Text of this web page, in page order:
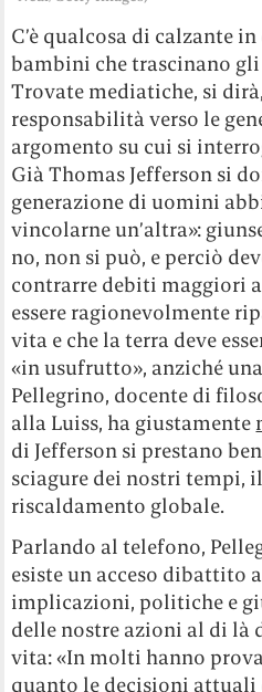
C’è qualcosa di calzante
bambini che trascinano
Trovate mediatiche, si
responsabilità verso le
argomento su cui si
Già Thomas Jefferson si
generazione di uomini
vincolarne un’altra»:
no, non si può, e perciò
contrarre debiti maggiori
essere ragionevolmente
vita e che la terra deve
«in usufrutto», anziché
Pellegrino, docente di
alla Luiss, ha giustamente
di Jefferson si prestano
sciagure dei nostri tempi,
riscaldamento globale.
Parlando al telefono,
esiste un acceso dibattito
implicazioni, politiche e
delle nostre azioni al di là
vita: «In molti hanno
quanto le decisioni attuali